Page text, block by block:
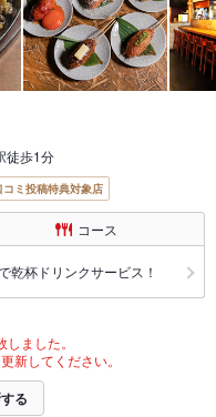
徒歩1分
コミ投稿特典対象店
コース
杯ドリンクサービス！
ました。
新してください。
る